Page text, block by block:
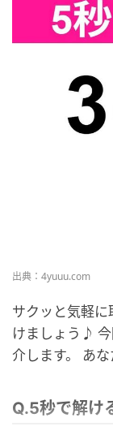
出典：4yuuu.com
サクッと気軽
けましょう♪
介します。 あ
Q.5秒で解け